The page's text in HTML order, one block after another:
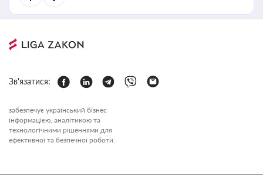
Зв'язатися:
забезпечує український бізнес
інформацією, аналітикою та
технологічними рішеннями для
ефективної та безпечної роботи.